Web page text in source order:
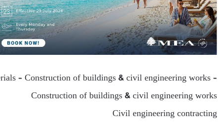
– Construction of buildings & civil engineering works –
Construction of buildings & civil engineering works
Civil engineering contracting